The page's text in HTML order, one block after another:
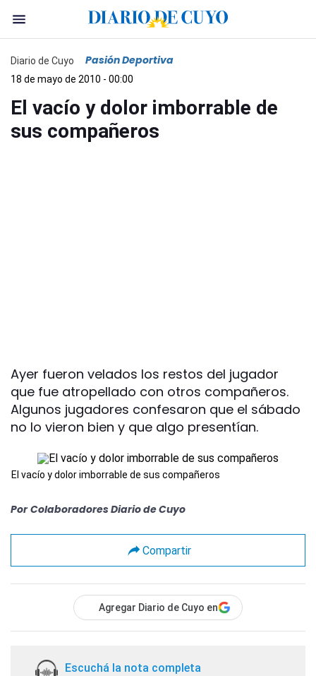
Diario de Cuyo Pasión Deportiva
18 de mayo de 2010 - 00:00
El vacío y dolor imborrable de
sus compañeros
Ayer fueron velados los restos del jugador
que fue atropellado con otros compañeros.
Algunos jugadores confesaron que el sábado
no lo vieron bien y que algo presentían.
El vacío y dolor imborrable de sus compañeros
Por Colaboradores Diario de Cuyo
Compartir
Agregar Diario de Cuyo en
Escuchá la nota completa